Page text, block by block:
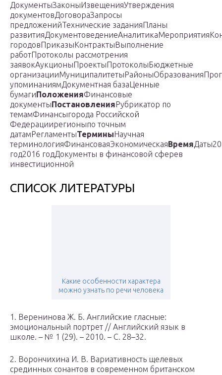
ДокументыЗаконыИзвещенияУтверждения
документовДоговораЗапросы
предложенийТехнические заданияПланы
городовПриказыКонтрактыВыполнение
работПротоколы рассмотрения
заявокАукционыПроектыПротоколыБюджетные
упоминаниямДокументная базаЦенные
бумагиПоложенияФинансовые
документыПостановленияРубрикатор по
темамФинансыгорода Российской
Федерациирегионыпо точным
датамРегламентыТерминыНаучная
терминологияФинансоваяЭкономическаяВремя
год2016 годДокументы в финансовой сферев
инвестиционной
СПИСОК ЛИТЕРАТУРЫ
Какие особенности характера
можно узнать по речи человека
1. Веренинова Ж. Б. Английские гласные:
эмоциональный портрет // Английский язык в
школе. – № 1 (29). – 2010. – С. 28–32.
2. Ворончихина И. В. Вариативность щелевых
срединных сонантов в современном британском